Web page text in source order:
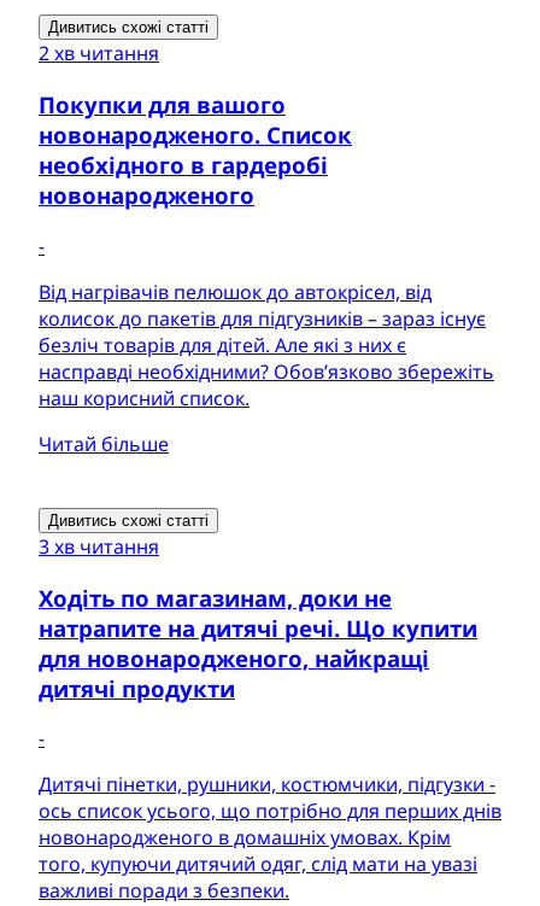
Дивитись схожі статті
2 хв читання
Покупки для вашого
новонародженого. Список
необхідного в гардеробі
новонародженого
-
Від нагрівачів пелюшок до автокрісел, від
колисок до пакетів для підгузників – зараз існує
безліч товарів для дітей. Але які з них є
насправді необхідними? Обов’язково збережіть
наш корисний список.
Читай більше
Дивитись схожі статті
3 хв читання
Ходіть по магазинам, доки не
натрапите на дитячі речі. Що купити
для новонародженого, найкращі
дитячі продукти
-
Дитячі пінетки, рушники, костюмчики, підгузки -
ось список усього, що потрібно для перших днів
новонародженого в домашніх умовах. Крім
того, купуючи дитячий одяг, слід мати на увазі
важливі поради з безпеки.